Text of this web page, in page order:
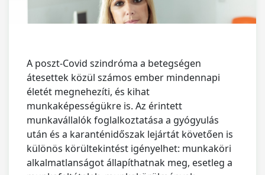
A poszt-Covid szindróma a betegségen
átesettek közül számos ember mindennapi
életét megnehezíti, és kihat
munkaképességükre is. Az érintett
munkavállalók foglalkoztatása a gyógyulás
után és a karanténidőszak lejártát követően is
különös körültekintést igényelhet: munkaköri
alkalmatlanságot állapíthatnak meg, esetleg a